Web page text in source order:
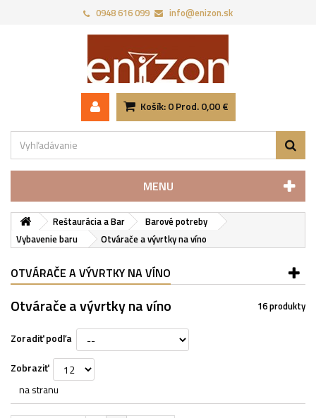
0948 616 099 info@enizon.sk
Košík: 0 Prod. 0,00 €
MENU
Reštaurácia a Bar
Barové potreby
Vybavenie baru
Otvárače a vývrtky na víno
OTVÁRAČE A VÝVRTKY NA VÍNO
Otvárače a vývrtky na víno 16 produkty
Zoradiť podľa
Zobraziť
na stranu